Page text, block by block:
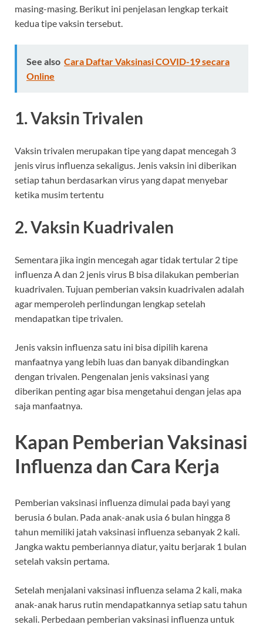
masing-masing. Berikut ini penjelasan lengkap terkait
kedua tipe vaksin tersebut.
See also Cara Daftar Vaksinasi COVID-19 secara
Online
1. Vaksin Trivalen
Vaksin trivalen merupakan tipe yang dapat mencegah 3
jenis virus influenza sekaligus. Jenis vaksin ini diberikan
setiap tahun berdasarkan virus yang dapat menyebar
ketika musim tertentu
2. Vaksin Kuadrivalen
Sementara jika ingin mencegah agar tidak tertular 2 tipe
influenza A dan 2 jenis virus B bisa dilakukan pemberian
kuadrivalen. Tujuan pemberian vaksin kuadrivalen adalah
agar memperoleh perlindungan lengkap setelah
mendapatkan tipe trivalen.
Jenis vaksin influenza satu ini bisa dipilih karena
manfaatnya yang lebih luas dan banyak dibandingkan
dengan trivalen. Pengenalan jenis vaksinasi yang
diberikan penting agar bisa mengetahui dengan jelas apa
saja manfaatnya.
Kapan Pemberian Vaksinasi
Influenza dan Cara Kerja
Pemberian vaksinasi influenza dimulai pada bayi yang
berusia 6 bulan. Pada anak-anak usia 6 bulan hingga 8
tahun memiliki jatah vaksinasi influenza sebanyak 2 kali.
Jangka waktu pemberiannya diatur, yaitu berjarak 1 bulan
setelah vaksin pertama.
Setelah menjalani vaksinasi influenza selama 2 kali, maka
anak-anak harus rutin mendapatkannya setiap satu tahun
sekali. Perbedaan pemberian vaksinasi influenza untuk